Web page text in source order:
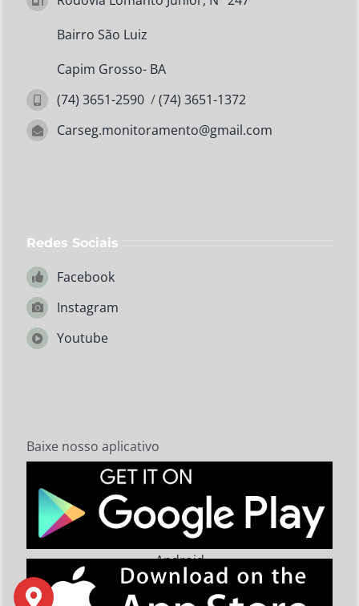
Bairro São Luiz
Capim Grosso- BA
(74) 3651-2590 /(74) 3651-1372
Carseg.monitoramento@gmail.com
Redes Sociais
Facebook
Instagram
Youtube
Baixe nosso aplicativo
Android